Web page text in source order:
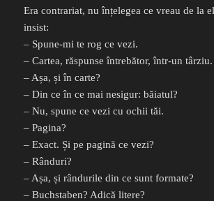
Era contrariat, nu înțelegea ce vreau de la
insist:
– Spune-mi te rog ce vezi.
– Cartea, răspunse întrebător, într-un târziu.
– Așa, și în carte?
– Din ce în ce mai nesigur: băiatul?
– Nu, spune ce vezi cu ochii tăi.
– Pagina?
– Exact. Și pe pagină ce vezi?
– Rânduri?
– Așa, și rândurile din ce sunt formate?
– Buchstaben? Adică litere?